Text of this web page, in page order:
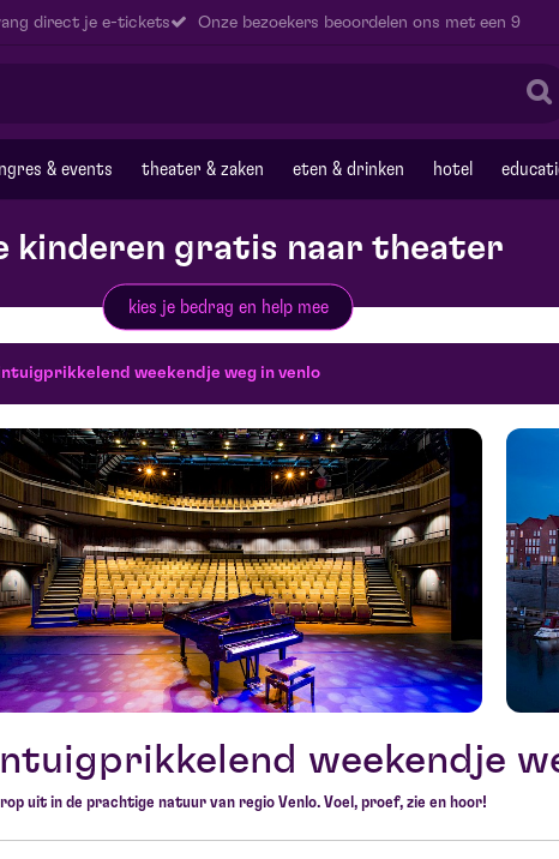
direct je e-tickets Onze bezoekers beoordelen ons met een 9
& events theater & zaken eten & drinken hotel
kinderen gratis naar theater
kies je bedrag en help mee
weekendje weg in venlo
weekendje
uit in de prachtige natuur van regio Venlo. Voel, proef, zie en hoor!